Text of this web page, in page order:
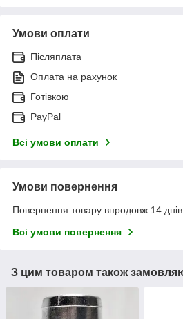
Умови оплати
Післяплата
Оплата на рахунок
Готівкою
PayPal
Всі умови оплати
Умови повернення
Повернення товару впродовж 14
Всі умови повернення
З цим товаром також